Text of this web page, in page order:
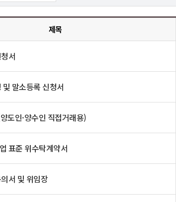
자동차 정기(종합)검사 기
전
전자가족
인터넷등
위택스
부동산
공공데이
새올전
사
참여
교예약시스템
이시청
주정차단
군산시 무
정보
대응
체 건축물정보
대형폐기물 배출신고
음식물쓰레기 처리요령
위생용
일자리 지원사업
로등
주소/건축/지적/지리정보
조상땅찾기
가스/석유
위원회 현황
단공개
공공데이터 개방 업무
결연/국제협력 도시
의 상징
안내
공시
보고서
지방재정계획
심사
낭비신고
금 부정수급 신고
재산
조례규칙 입법예고(구)
법률정보 관련사이트
제목
서
말소등록 신청서
도인·양수인 직접거래용)
표준 위수탁계약서
서 및 위임장